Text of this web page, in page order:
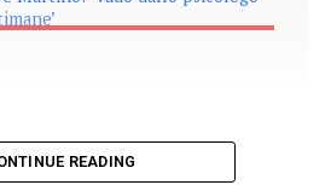
READING